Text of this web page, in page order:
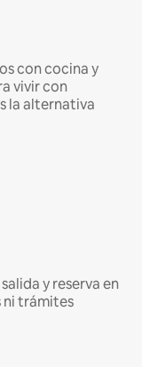
con cocina y
vivir con
la alternativa
y reserva en
ni trámites